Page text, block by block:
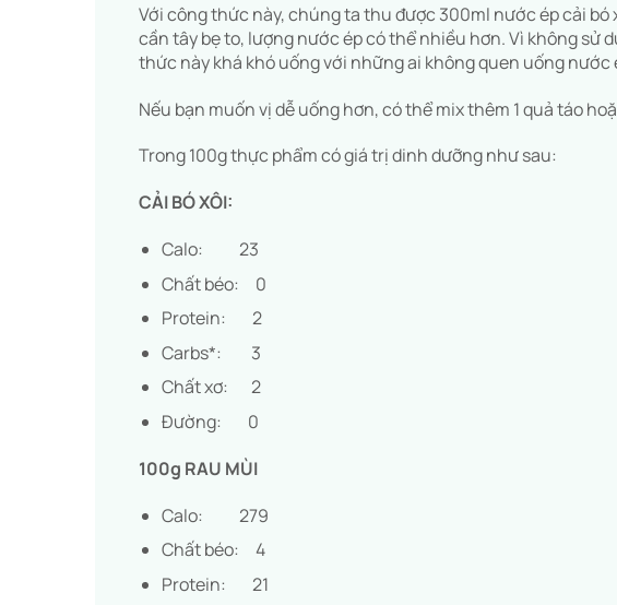
Với công thức này, chúng ta thu được 300ml nước ép cải bó
cần tây bẹ to, lượng nước ép có thể nhiều hơn. Vì không sử
thức này khá khó uống với những ai không quen uống nước
Nếu bạn muốn vị dễ uống hơn, có thể mix thêm 1 quả táo
Trong 100g thực phẩm có giá trị dinh dưỡng như sau:
CẢI BÓ XÔI:
Calo: 23
Chất béo: 0
Protein: 2
Carbs*: 3
Chất xơ: 2
Đường: 0
100g RAU MÙI
Calo: 279
Chất béo: 4
Protein: 21